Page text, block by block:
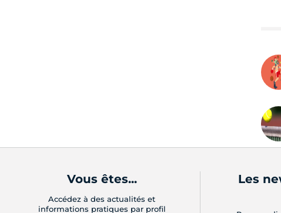
Vous êtes...
Accédez à des actualités et
informations pratiques par profil
Les